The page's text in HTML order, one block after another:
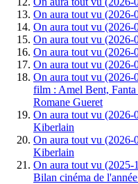
On aura tout vu (2026-
On aura tout vu (2026-
On aura tout vu (2026-
On aura tout vu (2026-
On aura tout vu (2026-
On aura tout vu
film : Amel Bent,
Romane Gueret
On aura tout vu (2026-
Kiberlain
On aura tout vu (2026-
Kiberlain
On aura tout vu (2025-
Bilan cinéma de